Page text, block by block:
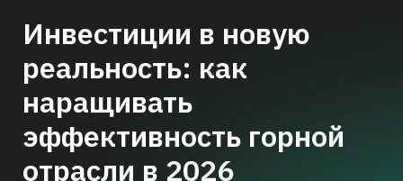
[02]
Отечественное, китайское или
самое эффективное: что реально
выгоднее сегодня
с минимальной инвестицией
и максимальной отдачей